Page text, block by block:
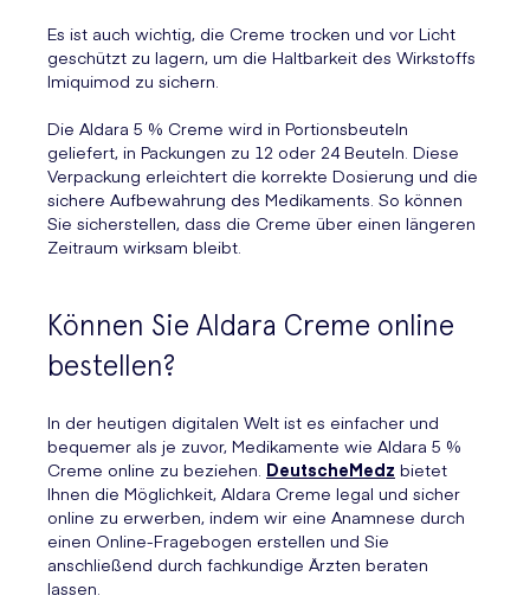
Es ist auch wichtig, die Creme trocken und vor Licht
geschützt zu lagern, um die Haltbarkeit des Wirkstoffs
Imiquimod zu sichern.
Die Aldara 5 % Creme wird in Portionsbeuteln
geliefert, in Packungen zu 12 oder 24 Beuteln. Diese
Verpackung erleichtert die korrekte Dosierung und die
sichere Aufbewahrung des Medikaments. So können
Sie sicherstellen, dass die Creme über einen längeren
Zeitraum wirksam bleibt.
Können Sie Aldara Creme online
bestellen?
In der heutigen digitalen Welt ist es einfacher und
bequemer als je zuvor, Medikamente wie Aldara 5 %
Creme online zu beziehen. DeutscheMedz bietet
Ihnen die Möglichkeit, Aldara Creme legal und sicher
online zu erwerben, indem wir eine Anamnese durch
einen Online-Fragebogen erstellen und Sie
anschließend durch fachkundige Ärzten beraten
lassen.